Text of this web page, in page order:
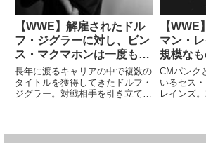
【WWE】解雇されたドル
フ・ジグラーに対し、ビン
ス・マクマホンは一度も
「大きな期待をかけなかっ
た」と報じられる
長年に渡るキャリアの中で複数の
タイトルを獲得してきたドルフ・
ジグラー。対戦相手を引き立てる
【
マン・
規模な
高い？
動向に
CMパンク
いるセス
レインズ